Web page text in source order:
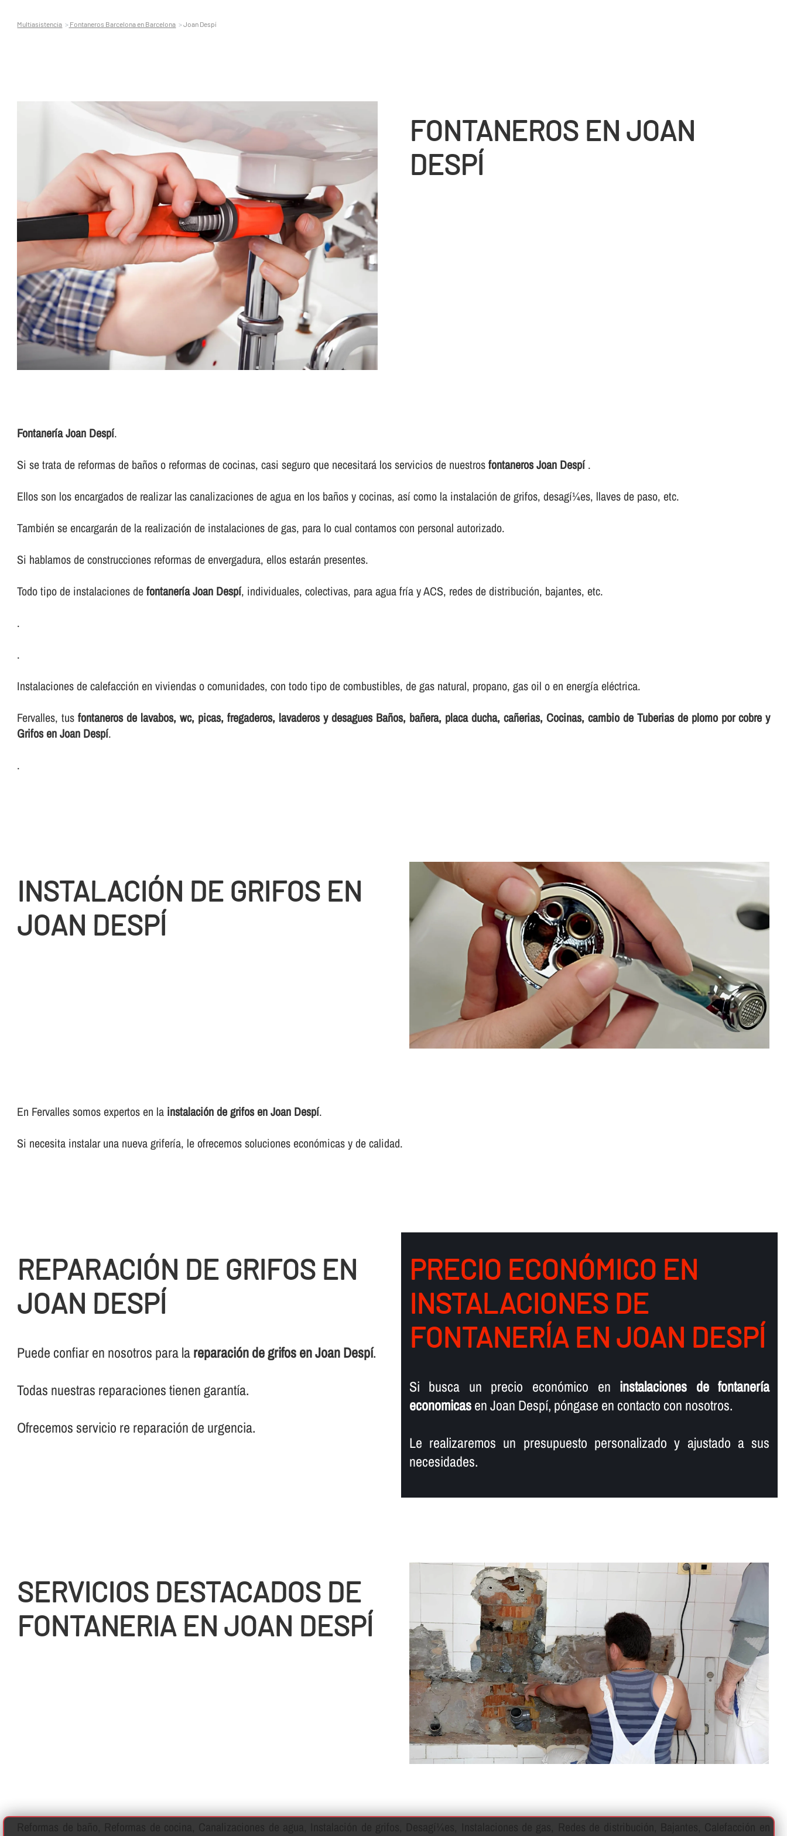
Multiasistencia Fontaneros Barcelona en Barcelona Joan Despí
FONTANEROS EN JOAN
DESPÍ
Fontanerí­a Joan Despí.
Si se trata de reformas de baños o reformas de cocinas, casi seguro que necesitará los servicios de nuestrosfontaneros Joan Despí.
Ellos son los encargados de realizar las canalizaciones de agua en los baños y cocinas, así­ como la instalación de grifos, desagí¼es, llaves de paso, etc.
También se encargarán de la realización de instalaciones de gas, para lo cual contamos con personal autorizado.
Si hablamos de construcciones reformas de envergadura, ellos estarán presentes.
Todo tipo de instalaciones defontanerí­a Joan Despí, individuales, colectivas, para agua frí­a y ACS, redes de distribución, bajantes, etc.
.
.
Instalaciones de calefacción en viviendas o comunidades, con todo tipo de combustibles, de gas natural, propano, gas oil o en energí­a eléctrica.
Fervalles, tusfontaneros de lavabos, wc, picas, fregaderos, lavaderos y desagues Baños, bañera, placa ducha, cañerias, Cocinas, cambio de Tuberias de plomo por cobre y
Grifos en Joan Despí.
.
INSTALACIÓN DE GRIFOS EN
JOAN DESPÍ
En Fervalles somos expertos en la instalación de grifos en Joan Despí.
Si necesita instalar una nueva griferí­a, le ofrecemos soluciones económicas y de calidad.
REPARACIÓN DE GRIFOS EN
JOAN DESPÍ
Puede confiar en nosotros para lareparación de grifos en Joan Despí.
Todas nuestras reparaciones tienen garantí­a.
Ofrecemos servicio re reparación de urgencia.
PRECIO ECONÓMICO EN
INSTALACIONES DE
FONTANERÍ­A EN JOAN DESPÍ
Si busca un precio económico en instalaciones de fontanerí­a
economicasen Joan Despí, póngase en contacto con nosotros.
Le realizaremos un presupuesto personalizado y ajustado a sus
necesidades.
SERVICIOS DESTACADOS DE
FONTANERIA EN JOAN DESPÍ